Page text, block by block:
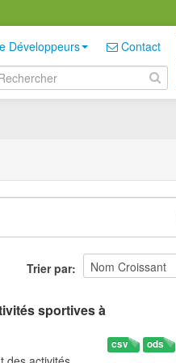
Développeurs Contact
Trier par
sportives à
ods
csv